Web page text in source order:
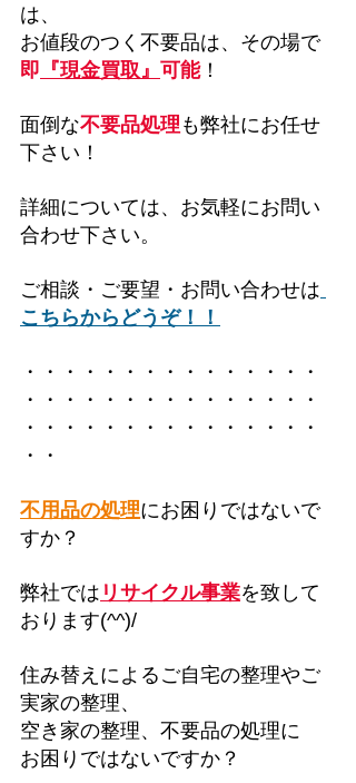
は、
お値段のつく不要品は、その場で
即 『現金買取』 可能！
面倒な不要品処理 も弊社にお任せ
下さい！
詳細については、お気軽にお問い
合わせ下さい。
ご相談・ご要望・お問い合わせは
こちらからどうぞ！！
・・・・・・・・・・・・・・・
・・・・・・・・・・・・・・・
・・・・・・・・・・・・・・・
・・
不用品の処理にお困りではないで
すか？
弊社では リサイクル事業を致して
おります(^^)/
住み替えによるご自宅の整理やご
実家の整理、
空き家の整理、不要品の処理に
お困りではないですか？